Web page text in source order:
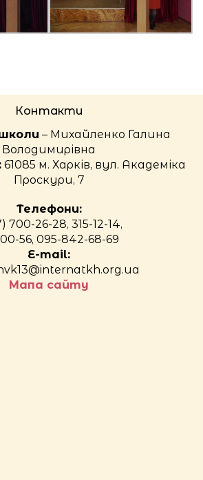
Контакти
– Михайленко Галина
Володимирівна
61085 м. Харків, вул. Академіка
Проскури, 7
Телефони:
700-26-28, 315-12-14,
00-56, 095-842-68-69
E-mail:
Мапа сайту